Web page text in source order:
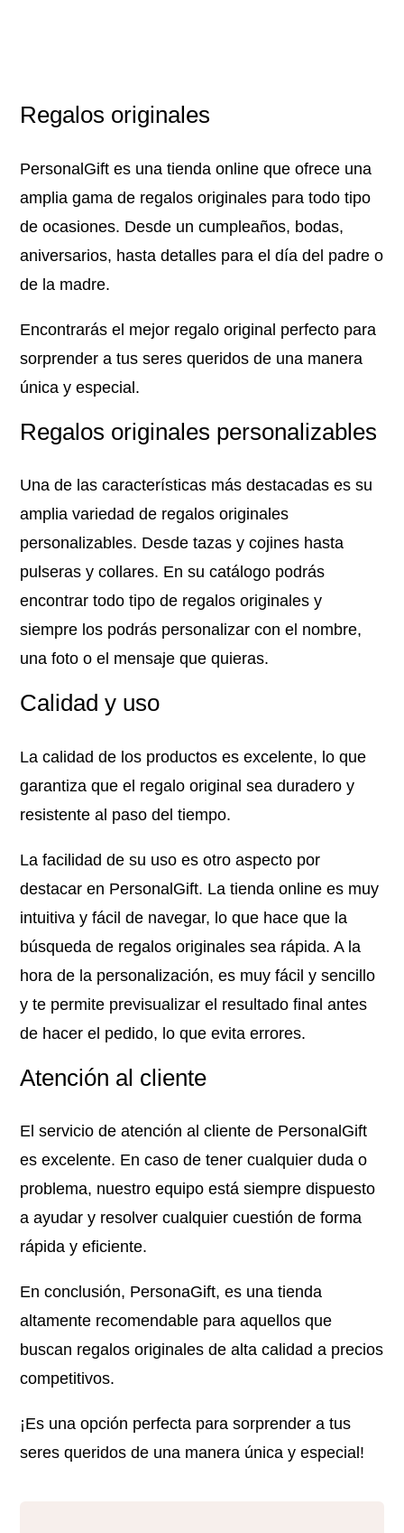
Regalos originales
PersonalGift es una tienda online que ofrece una
amplia gama de regalos originales para todo tipo
de ocasiones. Desde un cumpleaños, bodas,
aniversarios, hasta detalles para el día del padre o
de la madre.
Encontrarás el mejor regalo original perfecto para
sorprender a tus seres queridos de una manera
única y especial.
Regalos originales personalizables
Una de las características más destacadas es su
amplia variedad de regalos originales
personalizables. Desde tazas y cojines hasta
pulseras y collares. En su catálogo podrás
encontrar todo tipo de regalos originales y
siempre los podrás personalizar con el nombre,
una foto o el mensaje que quieras.
Calidad y uso
La calidad de los productos es excelente, lo que
garantiza que el regalo original sea duradero y
resistente al paso del tiempo.
La facilidad de su uso es otro aspecto por
destacar en PersonalGift. La tienda online es muy
intuitiva y fácil de navegar, lo que hace que la
búsqueda de regalos originales sea rápida. A la
hora de la personalización, es muy fácil y sencillo
y te permite previsualizar el resultado final antes
de hacer el pedido, lo que evita errores.
Atención al cliente
El servicio de atención al cliente de PersonalGift
es excelente. En caso de tener cualquier duda o
problema, nuestro equipo está siempre dispuesto
a ayudar y resolver cualquier cuestión de forma
rápida y eficiente.
En conclusión, PersonaGift, es una tienda
altamente recomendable para aquellos que
buscan regalos originales de alta calidad a precios
competitivos.
¡Es una opción perfecta para sorprender a tus
seres queridos de una manera única y especial!